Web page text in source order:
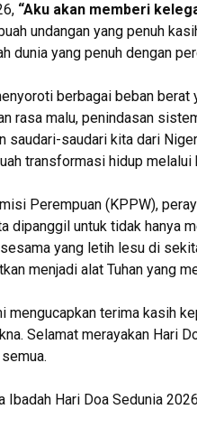
“Aku akan memberi
undangan yang penuh
dunia yang penuh dengan
berbagai beban
rasa malu, penindasan
saudari-saudari kita dari
transformasi hidup melalui
Perempuan (KPPW),
dipanggil untuk tidak hanya
yang letih lesu di
menjadi alat Tuhan yang
mengucapkan terima kasih
Selamat merayakan Hari
Ibadah Hari Doa Sedunia